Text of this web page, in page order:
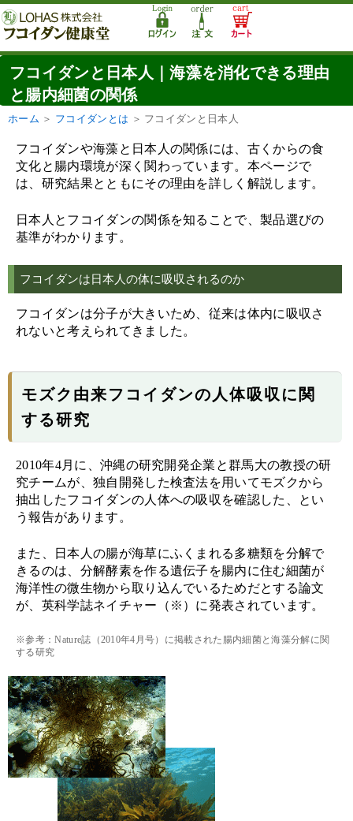
フコイダンと日本人｜海藻を消化できる理由
と腸内細菌の関係
ホーム ＞ フコイダンとは ＞ フコイダンと日本人
フコイダンや海藻と日本人の関係には、古くからの食
文化と腸内環境が深く関わっています。本ページで
は、研究結果とともにその理由を詳しく解説します。
日本人とフコイダンの関係を知ることで、製品選びの
基準がわかります。
フコイダンは日本人の体に吸収されるのか
フコイダンは分子が大きいため、従来は体内に吸収さ
れないと考えられてきました。
モズク由来フコイダンの人体吸収に関
する研究
2010年4月に、沖縄の研究開発企業と群馬大の教授の研
究チームが、独自開発した検査法を用いてモズクから
抽出したフコイダンの人体への吸収を確認した、とい
う報告があります。
また、日本人の腸が海草にふくまれる多糖類を分解で
きるのは、分解酵素を作る遺伝子を腸内に住む細菌が
海洋性の微生物から取り込んでいるためだとする論文
が、英科学誌ネイチャー（※）に発表されています。
※参考：Nature誌（2010年4月号）に掲載された腸内細菌と海藻分解に関
する研究